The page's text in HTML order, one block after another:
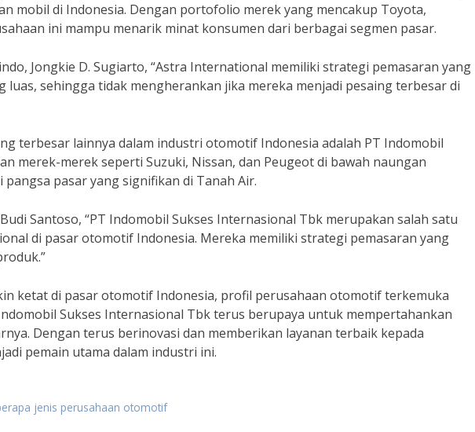
mobil di Indonesia. Dengan portofolio merek yang mencakup Toyota,
ini mampu menarik minat konsumen dari berbagai segmen pasar.
Jongkie D. Sugiarto, “Astra International memiliki strategi pemasaran yang
luas, sehingga tidak mengherankan jika mereka menjadi pesaing terbesar di
terbesar lainnya dalam industri otomotif Indonesia adalah PT Indomobil
merek-merek seperti Suzuki, Nissan, dan Peugeot di bawah naungan
pasar yang signifikan di Tanah Air.
Santoso, “PT Indomobil Sukses Internasional Tbk merupakan salah satu
di pasar otomotif Indonesia. Mereka memiliki strategi pemasaran yang
ketat di pasar otomotif Indonesia, profil perusahaan otomotif terkemuka
Sukses Internasional Tbk terus berupaya untuk mempertahankan
Dengan terus berinovasi dan memberikan layanan terbaik kepada
pemain utama dalam industri ini.
jenis perusahaan otomotif